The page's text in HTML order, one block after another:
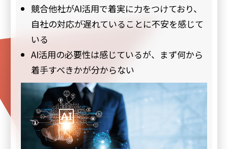
競合他社がAI活用で着実に力をつけており、
自社の対応が遅れていることに不安を感じて
いる
AI活用の必要性は感じているが、まず何から
着手すべきかが分からない